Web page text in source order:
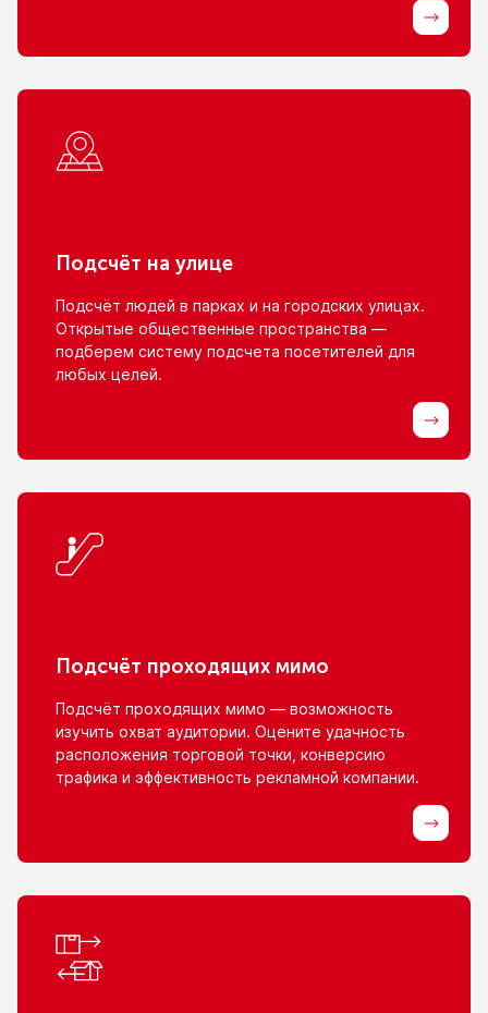
Подсчёт на улице
Подсчёт людей в парках и на городских улицах.
Открытые общественные пространства —
подберем систему подсчета посетителей для
любых целей.
Подсчёт проходящих мимо
Подсчёт проходящих мимо — возможность
изучить охват аудитории. Оцените удачность
расположения торговой точки, конверсию
трафика и эффективность рекламной компании.